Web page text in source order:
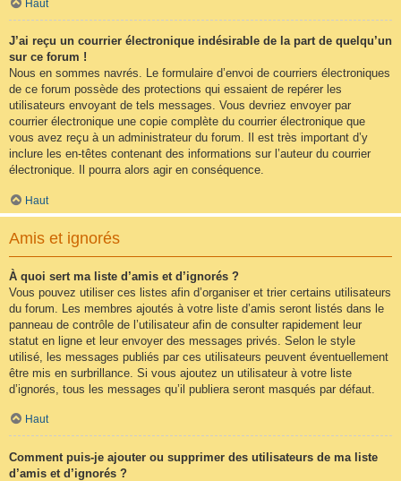
Haut
J’ai reçu un courrier électronique indésirable de la part de quelqu’un
sur ce forum !
Nous en sommes navrés. Le formulaire d’envoi de courriers électroniques
de ce forum possède des protections qui essaient de repérer les
utilisateurs envoyant de tels messages. Vous devriez envoyer par
courrier électronique une copie complète du courrier électronique que
vous avez reçu à un administrateur du forum. Il est très important d’y
inclure les en-têtes contenant des informations sur l’auteur du courrier
électronique. Il pourra alors agir en conséquence.
Haut
Amis et ignorés
À quoi sert ma liste d’amis et d’ignorés ?
Vous pouvez utiliser ces listes afin d’organiser et trier certains utilisateurs
du forum. Les membres ajoutés à votre liste d’amis seront listés dans le
panneau de contrôle de l’utilisateur afin de consulter rapidement leur
statut en ligne et leur envoyer des messages privés. Selon le style
utilisé, les messages publiés par ces utilisateurs peuvent éventuellement
être mis en surbrillance. Si vous ajoutez un utilisateur à votre liste
d’ignorés, tous les messages qu’il publiera seront masqués par défaut.
Haut
Comment puis-je ajouter ou supprimer des utilisateurs de ma liste
d’amis et d’ignorés ?